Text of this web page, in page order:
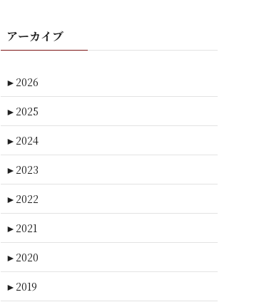
アーカイブ
► 2026
► 2025
► 2024
► 2023
► 2022
► 2021
► 2020
► 2019